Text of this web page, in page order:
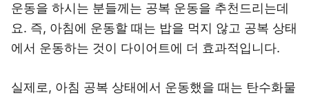
운동을 하시는 분들께는 공복 운동을 추천드리는데
요. 즉, 아침에 운동할 때는 밥을 먹지 않고 공복 상태
에서 운동하는 것이 다이어트에 더 효과적입니다.
실제로, 아침 공복 상태에서 운동했을 때는 탄수화물